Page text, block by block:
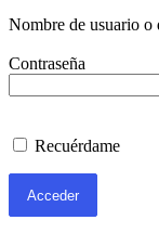
Nombre de usuario o
Contraseña
Recuérdame